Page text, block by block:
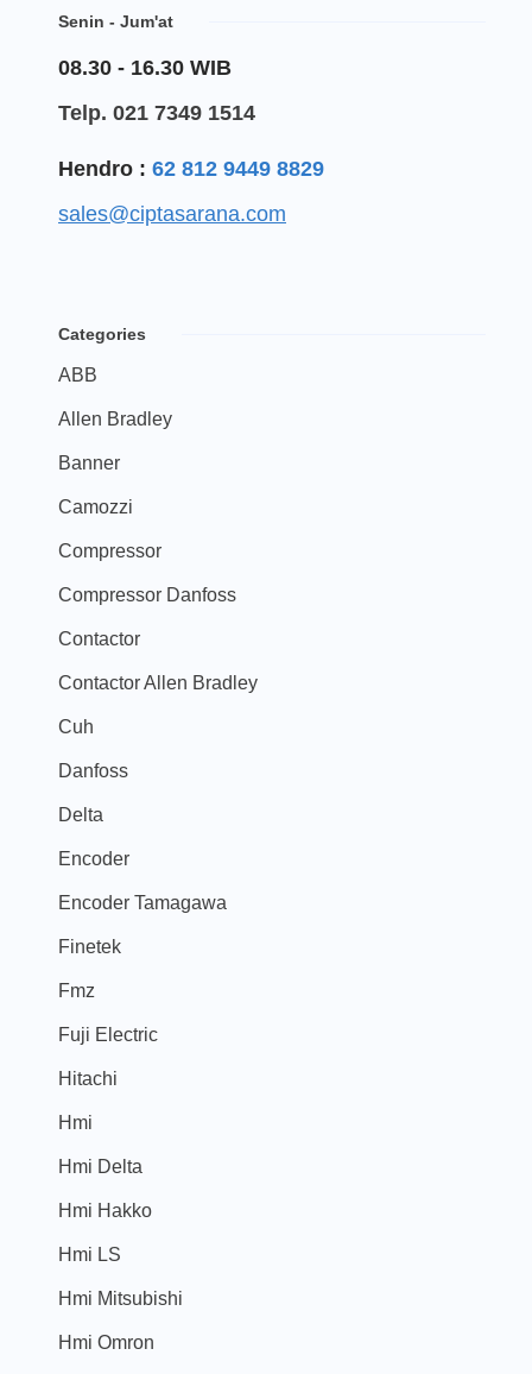
Senin - Jum'at
08.30 - 16.30 WIB
Telp. 021 7349 1514
Hendro : 62 812 9449 8829
sales@ciptasarana.com
Categories
ABB
Allen Bradley
Banner
Camozzi
Compressor
Compressor Danfoss
Contactor
Contactor Allen Bradley
Cuh
Danfoss
Delta
Encoder
Encoder Tamagawa
Finetek
Fmz
Fuji Electric
Hitachi
Hmi
Hmi Delta
Hmi Hakko
Hmi LS
Hmi Mitsubishi
Hmi Omron